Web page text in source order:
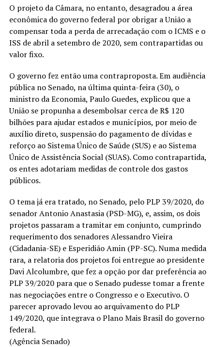
O projeto da Câmara, no entanto, desagradou a área
econômica do governo federal por obrigar a União a
compensar toda a perda de arrecadação com o ICMS e o
ISS de abril a setembro de 2020, sem contrapartidas ou
valor fixo.
O governo fez então uma contraproposta. Em audiência
pública no Senado, na última quinta-feira (30), o
ministro da Economia, Paulo Guedes, explicou que a
União se propunha a desembolsar cerca de R$ 120
bilhões para ajudar estados e municípios, por meio de
auxílio direto, suspensão do pagamento de dívidas e
reforço ao Sistema Único de Saúde (SUS) e ao Sistema
Único de Assistência Social (SUAS). Como contrapartida,
os entes adotariam medidas de controle dos gastos
públicos.
O tema já era tratado, no Senado, pelo PLP 39/2020, do
senador Antonio Anastasia (PSD-MG), e, assim, os dois
projetos passaram a tramitar em conjunto, cumprindo
requerimento dos senadores Alessandro Vieira
(Cidadania-SE) e Esperidião Amin (PP-SC). Numa medida
rara, a relatoria dos projetos foi entregue ao presidente
Davi Alcolumbre, que fez a opção por dar preferência ao
PLP 39/2020 para que o Senado pudesse tomar a frente
nas negociações entre o Congresso e o Executivo. O
parecer aprovado levou ao arquivamento do PLP
149/2020, que integrava o Plano Mais Brasil do governo
federal.
(Agência Senado)